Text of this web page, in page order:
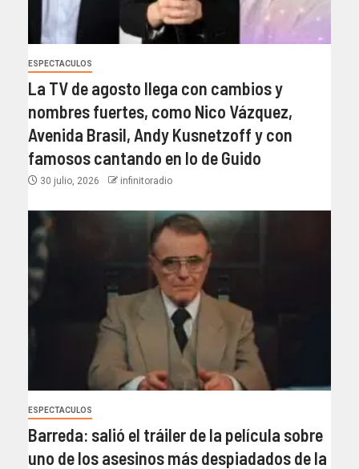
ESPECTACULOS
La TV de agosto llega con cambios y
nombres fuertes, como Nico Vázquez,
Avenida Brasil, Andy Kusnetzoff y con
famosos cantando en lo de Guido
30 julio, 2026 infinitoradio
ESPECTACULOS
Barreda: salió el tráiler de la película sobre
uno de los asesinos más despiadados de la